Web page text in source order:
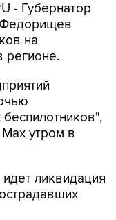
- Губернатор
Федорищев
на
регионе.
утром в
ликвидация